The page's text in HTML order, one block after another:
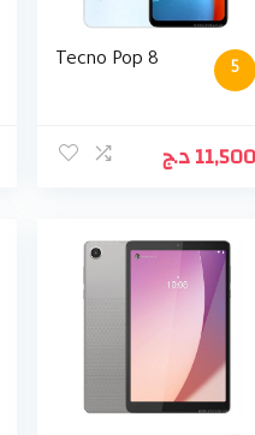
5
Tecno Pop 8
11,500د.ج